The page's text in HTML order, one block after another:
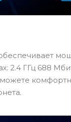
2.4 ГГц 688